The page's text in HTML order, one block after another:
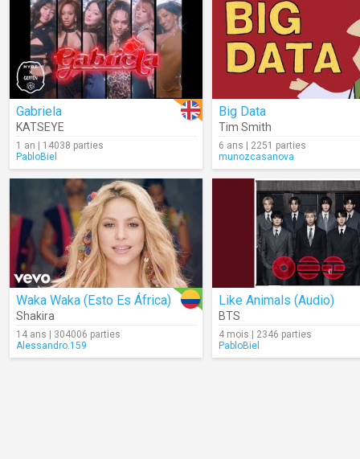
Gabriela
KATSEYE
1 an | 14038 parties
PabloBiel
Big Data
Tim Smith
6 ans | 2251 parties
munozcasanova
Waka Waka (Esto Es África)
Shakira
14 ans | 304006 parties
Alessandro.159
Like Animals (Audio)
BTS
4 mois | 2346 parties
PabloBiel